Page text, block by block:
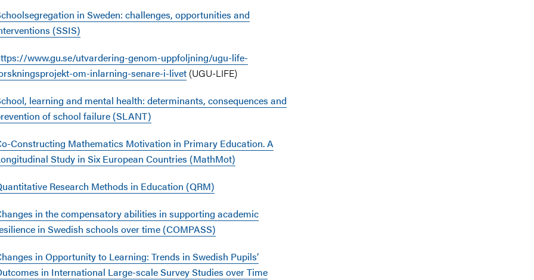
in Sweden: challenges, opportunities and
(SSIS)
www.gu.se/utvardering-genom-uppfoljning/ugu-life-
om-inlarning-senare-i-livet (UGU-LIFE)
learning and mental health: determinants, consequences and
of school failure (SLANT)
Constructing Mathematics Motivation in Primary Education. A
Study in Six European Countries (MathMot)
Research Methods in Education (QRM)
in the compensatory abilities in supporting academic
in Swedish schools over time (COMPASS)
in Opportunity to Learning: Trends in Swedish Pupils’
in International Large-scale Survey Studies over Time